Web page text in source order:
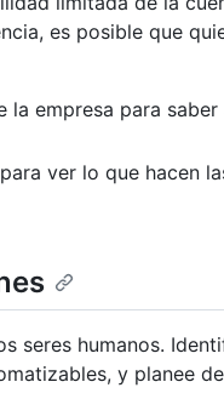
es posible que
empresa para
ver lo que hacen
seres humanos.
y planee